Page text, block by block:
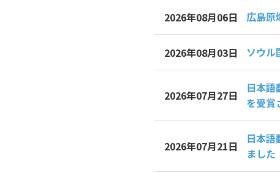
2026年08月06日 広島
2026年08月03日 ソウル
2026年07月27日
日本語
を受賞
2026年07月21日
日本語
ました